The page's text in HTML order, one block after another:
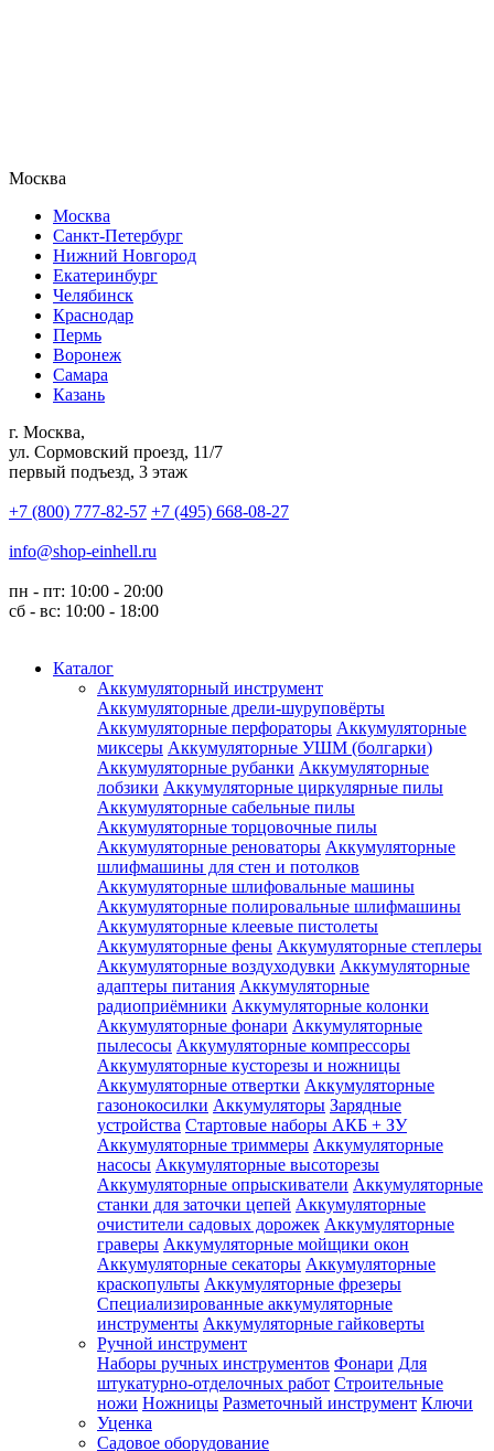
Москва
Москва
Санкт-Петербург
Нижний Новгород
Екатеринбург
Челябинск
Краснодар
Пермь
Воронеж
Самара
Казань
г. Москва,
ул. Сормовский проезд, 11/7
первый подъезд, 3 этаж
+7 (800) 777-82-57 +7 (495) 668-08-27
info@shop-einhell.ru
пн - пт: 10:00 - 20:00
сб - вс: 10:00 - 18:00
Каталог
Аккумуляторный инструмент
Аккумуляторные дрели-шуруповёрты
Аккумуляторные перфораторы Аккумуляторные
миксеры Аккумуляторные УШМ (болгарки)
Аккумуляторные рубанки Аккумуляторные
лобзики Аккумуляторные циркулярные пилы
Аккумуляторные сабельные пилы
Аккумуляторные торцовочные пилы
Аккумуляторные реноваторы Аккумуляторные
шлифмашины для стен и потолков
Аккумуляторные шлифовальные машины
Аккумуляторные полировальные шлифмашины
Аккумуляторные клеевые пистолеты
Аккумуляторные фены Аккумуляторные степлеры
Аккумуляторные воздуходувки Аккумуляторные
адаптеры питания Аккумуляторные
радиоприёмники Аккумуляторные колонки
Аккумуляторные фонари Аккумуляторные
пылесосы Аккумуляторные компрессоры
Аккумуляторные кусторезы и ножницы
Аккумуляторные отвертки Аккумуляторные
газонокосилки Аккумуляторы Зарядные
устройства Стартовые наборы АКБ + ЗУ
Аккумуляторные триммеры Аккумуляторные
насосы Аккумуляторные высоторезы
Аккумуляторные опрыскиватели Аккумуляторные
станки для заточки цепей Аккумуляторные
очистители садовых дорожек Аккумуляторные
граверы Аккумуляторные мойщики окон
Аккумуляторные секаторы Аккумуляторные
краскопульты Аккумуляторные фрезеры
Специализированные аккумуляторные
инструменты Аккумуляторные гайковерты
Ручной инструмент
Наборы ручных инструментов Фонари Для
штукатурно-отделочных работ Строительные
ножи Ножницы Разметочный инструмент Ключи
Уценка
Садовое оборудование